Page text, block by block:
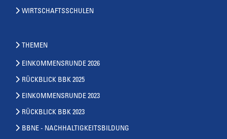
WIRTSCHAFTSSCHULEN
THEMEN
EINKOMMENSRUNDE 2026
RÜCKBLICK BBK 2025
EINKOMMENSRUNDE 2023
RÜCKBLICK BBK 2023
BBNE - NACHHALTIGKEITSBILDUNG